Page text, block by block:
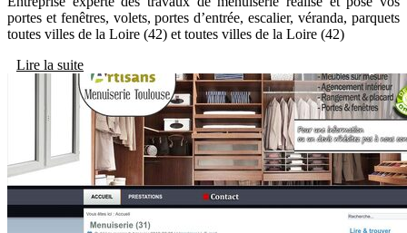
portes et fenêtres, volets, portes d’entrée, escalier, véranda, parquets
toutes villes de la Loire (42) et toutes villes de la Loire (42)
Lire la suite